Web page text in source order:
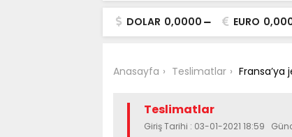
DOLAR 0,0000 EURO
Anasayfa Teslimatlar Fransa’ya
Teslimatlar
Giriş Tarihi : 03-01-2021 18:59